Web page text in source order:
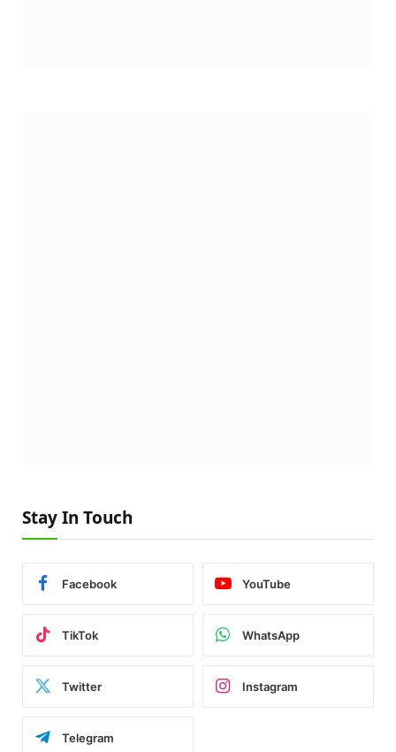
Stay In Touch
Facebook YouTube
TikTok WhatsApp
Twitter Instagram
Telegram